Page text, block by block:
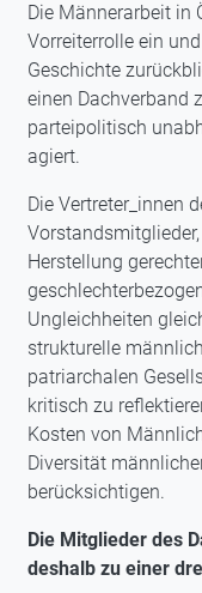
Die Männerarbeit in
Vorreiterrolle ein
Geschichte
einen Dachverband
parteipolitisch
agiert.
Die Vertreter_innen
Herstellung
Ungleichheiten
strukturelle
patriarchalen
kritisch zu
Kosten von
Diversität
berücksichtigen.
Die Mitglieder des
deshalb zu einer